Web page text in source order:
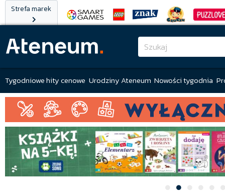
Strefa marek
Tygodniowe hity cenowe Urodziny Ateneum Nowości tygodnia